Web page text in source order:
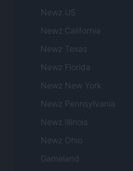
Newz US
Newz California
Newz Texas
Newz Florida
Newz New York
Newz Pennsylvania
Newz Illinois
Newz Ohio
Gameland